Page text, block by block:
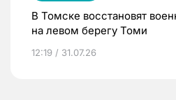
В Томске восстановят
на левом берегу Томи
12:19 / 31.07.26